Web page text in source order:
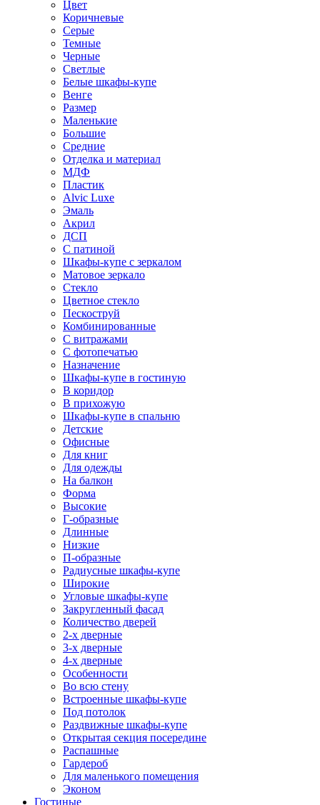
Цвет
Коричневые
Серые
Темные
Черные
Светлые
Белые шкафы-купе
Венге
Размер
Маленькие
Большие
Средние
Отделка и материал
МДФ
Пластик
Alvic Luxe
Эмаль
Акрил
ДСП
С патиной
Шкафы-купе с зеркалом
Матовое зеркало
Стекло
Цветное стекло
Пескоструй
Комбинированные
С витражами
С фотопечатью
Назначение
Шкафы-купе в гостиную
В коридор
В прихожую
Шкафы-купе в спальню
Детские
Офисные
Для книг
Для одежды
На балкон
Форма
Высокие
Г-образные
Длинные
Низкие
П-образные
Радиусные шкафы-купе
Широкие
Угловые шкафы-купе
Закругленный фасад
Количество дверей
2-х дверные
3-х дверные
4-х дверные
Особенности
Во всю стену
Встроенные шкафы-купе
Под потолок
Раздвижные шкафы-купе
Открытая секция посередине
Распашные
Гардероб
Для маленького помещения
Эконом
Гостиные